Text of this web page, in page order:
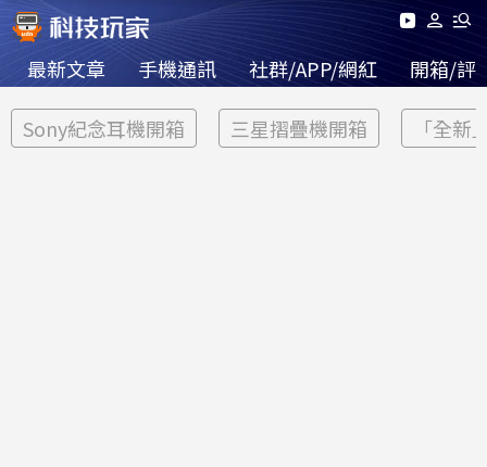
最新文章 手機通訊 社群/APP/網紅 開箱/評
Sony紀念耳機開箱 三星摺疊機開箱 「全新